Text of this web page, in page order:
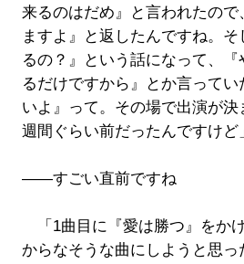
来るのはだめ』と言われたので
ますよ』と返したんですね。
るの？』という話になって、
るだけですから』とか言って
いよ』って。その場で出演が
週間ぐらい前だったんですけど
――すごい直前ですね
「1曲目に『愛は勝つ』をか
からなそうな曲にしようと思